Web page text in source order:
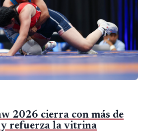
2026 cierra con más de
refuerza la vitrina